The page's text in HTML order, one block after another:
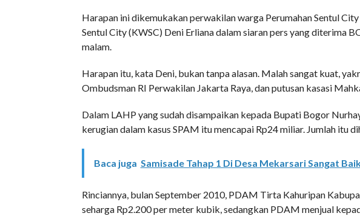
Harapan ini dikemukakan perwakilan warga Perumahan Sentul
Sentul City (KWSC) Deni Erliana dalam siaran pers yang diterima
malam.
Harapan itu, kata Deni, bukan tanpa alasan. Malah sangat kuat,
Ombudsman RI Perwakilan Jakarta Raya, dan putusan kasasi
Dalam LAHP yang sudah disampaikan kepada Bupati Bogor
kerugian dalam kasus SPAM itu mencapai Rp24 miliar. Jumlah itu
Baca juga Samisade Tahap 1 Di Desa Mekarsari Sangat
Rinciannya, bulan September 2010, PDAM Tirta Kahuripan
seharga Rp2.200 per meter kubik, sedangkan PDAM menjual